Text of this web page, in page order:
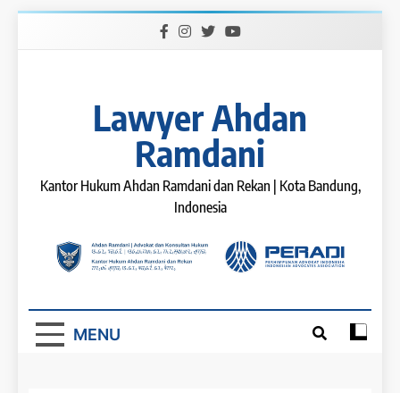
Lawyer Ahdan
Ramdani
Kantor Hukum Ahdan Ramdani dan Rekan | Kota Bandung,
Indonesia
MENU